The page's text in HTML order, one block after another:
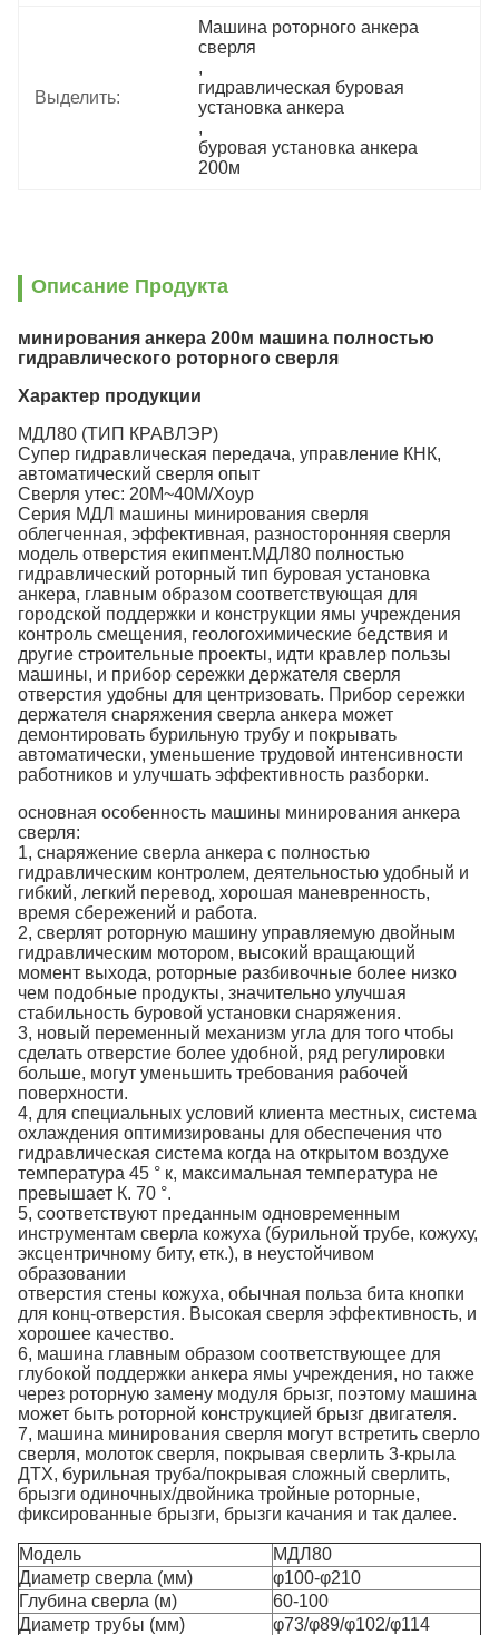
Выделить:
Машина роторного анкера
сверля
,
гидравлическая буровая
установка анкера
,
буровая установка анкера
200м
Описание Продукта
минирования анкера 200м машина полностью
гидравлического роторного сверля
Характер продукции
МДЛ80 (ТИП КРАВЛЭР)
Супер гидравлическая передача, управление КНК,
автоматический сверля опыт
Сверля утес: 20М~40М/Хоур
Серия МДЛ машины минирования сверля
облегченная, эффективная, разносторонняя сверля
модель отверстия екипмент.МДЛ80 полностью
гидравлический роторный тип буровая установка
анкера, главным образом соответствующая для
городской поддержки и конструкции ямы учреждения
контроль смещения, геологохимические бедствия и
другие строительные проекты, идти кравлер пользы
машины, и прибор сережки держателя сверля
отверстия удобны для центризовать. Прибор сережки
держателя снаряжения сверла анкера может
демонтировать бурильную трубу и покрывать
автоматически, уменьшение трудовой интенсивности
работников и улучшать эффективность разборки.
основная особенность машины минирования анкера
сверля:
1, снаряжение сверла анкера с полностью
гидравлическим контролем, деятельностью удобный и
гибкий, легкий перевод, хорошая маневренность,
время сбережений и работа.
2, сверлят роторную машину управляемую двойным
гидравлическим мотором, высокий вращающий
момент выхода, роторные разбивочные более низко
чем подобные продукты, значительно улучшая
стабильность буровой установки снаряжения.
3, новый переменный механизм угла для того чтобы
сделать отверстие более удобной, ряд регулировки
больше, могут уменьшить требования рабочей
поверхности.
4, для специальных условий клиента местных, система
охлаждения оптимизированы для обеспечения что
гидравлическая система когда на открытом воздухе
температура 45 ° к, максимальная температура не
превышает К. 70 °.
5, соответствуют преданным одновременным
инструментам сверла кожуха (бурильной трубе, кожуху,
эксцентричному биту, етк.), в неустойчивом
образовании
отверстия стены кожуха, обычная польза бита кнопки
для конц-отверстия. Высокая сверля эффективность, и
хорошее качество.
6, машина главным образом соответствующее для
глубокой поддержки анкера ямы учреждения, но также
через роторную замену модуля брызг, поэтому машина
может быть роторной конструкцией брызг двигателя.
7, машина минирования сверля могут встретить сверло
сверля, молоток сверля, покрывая сверлить 3-крыла
ДТХ, бурильная труба/покрывая сложный сверлить,
брызги одиночных/двойника тройные роторные,
фиксированные брызги, брызги качания и так далее.
Модель
МДЛ80
Диаметр сверла (мм)
φ100-φ210
Глубина сверла (м)
60-100
Диаметр трубы (мм)
φ73/φ89/φ102/φ114